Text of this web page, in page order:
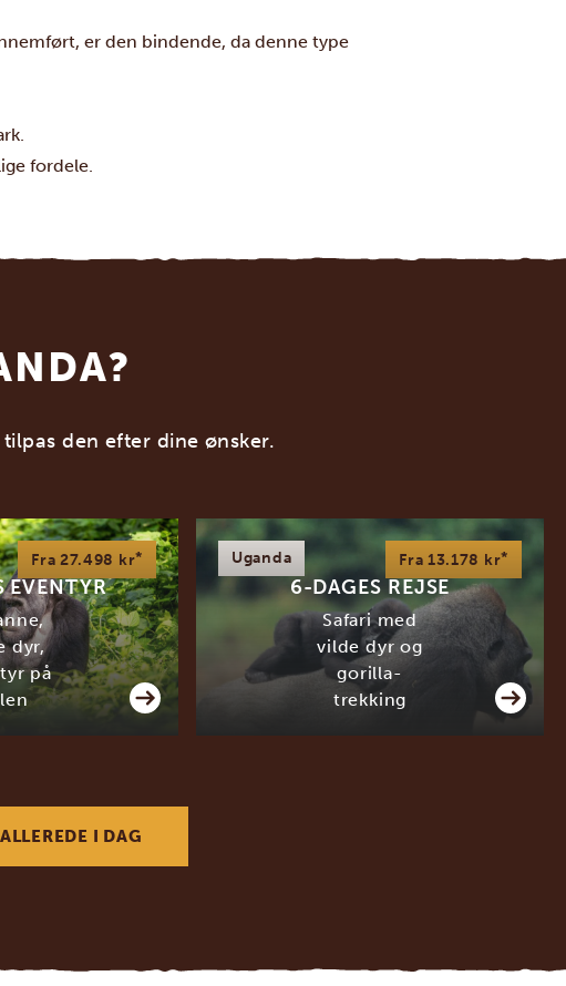
er den bindende, da denne type
.
fordele.
den efter dine ønsker.
Fra 27.498 kr*
EVENTYR
dyr,
på
Uganda Fra 13.178 kr*
6-DAGES REJSE
Safari med
vilde dyr og
gorilla-
trekking
I DAG